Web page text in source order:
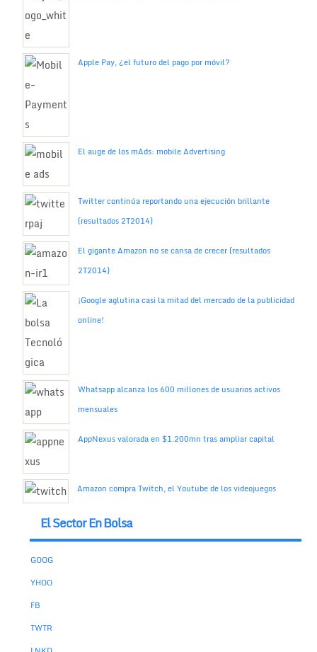
Apple Pay, ¿el futuro del pago por móvil?
El auge de los mAds: mobile Advertising
Twitter continúa reportando una ejecución brillante
(resultados 2T2014)
El gigante Amazon no se cansa de crecer (resultados
2T2014)
¡Google aglutina casi la mitad del mercado de la publicidad
online!
Whatsapp alcanza los 600 millones de usuarios activos
mensuales
AppNexus valorada en $1.200mn tras ampliar capital
Amazon compra Twitch, el Youtube de los videojuegos
El Sector En Bolsa
GOOG
YHOO
FB
TWTR